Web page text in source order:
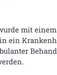
mit
ein